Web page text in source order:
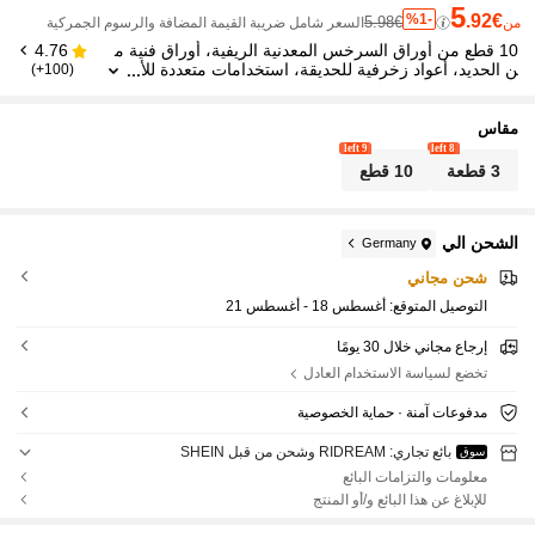
من 5.92€
%1-
5.98€ السعر شامل ضريبة القيمة المضافة والرسوم الجمركية
10 قطع من أوراق السرخس المعدنية الريفية، أوراق فنية م
ن الحديد، أعواد زخرفية للحديقة، استخدامات متعددة للأ
4.76
(100+)
مقاس
3 قطعة
8 left
10 قطع
9 left
الشحن الي Germany
شحن مجاني
التوصيل المتوقع: أغسطس 18 - أغسطس 21
إرجاع مجاني خلال 30 يومًا
تخضع لسياسة الاستخدام العادل
مدفوعات آمنة · حماية الخصوصية
سوق
بائع تجاري: RIDREAM وشحن من قبل SHEIN
معلومات والتزامات البائع
للإبلاغ عن هذا البائع و/أو المنتج